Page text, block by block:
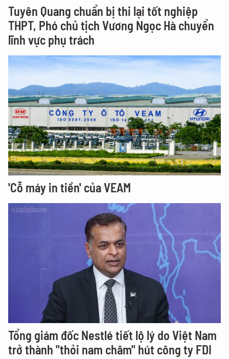
Tuyên Quang chuẩn bị thi lại tốt nghiệp
THPT, Phó chủ tịch Vương Ngọc Hà chuyển
lĩnh vực phụ trách
'Cỗ máy in tiền' của VEAM
Tổng giám đốc Nestlé tiết lộ lý do Việt Nam
trở thành "thỏi nam châm" hút công ty FDI